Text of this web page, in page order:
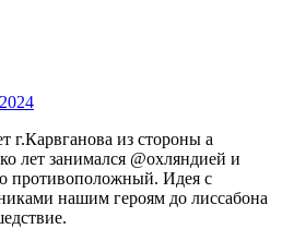
г.Карвганова из стороны а
лет занимался @охляндией и
противоположный. Идея с
нашим героям до лиссабона